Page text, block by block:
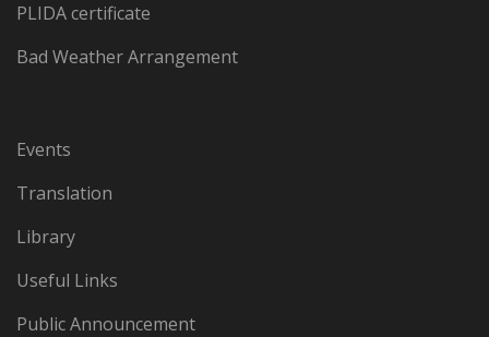
PLIDA certificate
Bad Weather Arrangement
Events
Translation
Library
Useful Links
Public Announcement